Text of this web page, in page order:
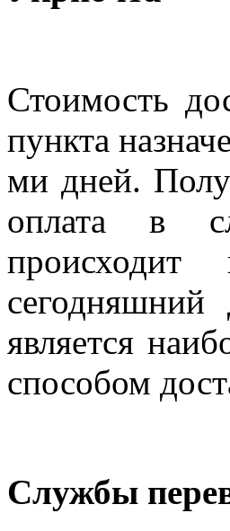
Стоимость
пункта
ми дней.
оплата в
является
способом
Службы